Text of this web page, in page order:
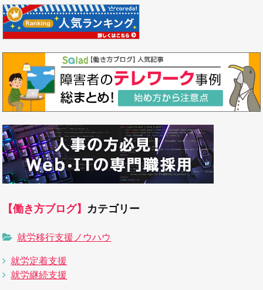
【働き方ブログ】 カテゴリー
就労移行支援ノウハウ
就労定着支援
就労継続支援